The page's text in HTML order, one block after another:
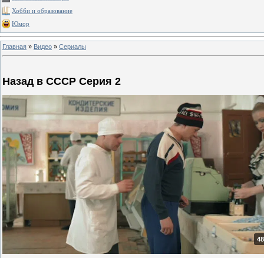
Хобби и образование
Юмор
Главная » Видео » Сериалы
Назад в СССР Серия 2